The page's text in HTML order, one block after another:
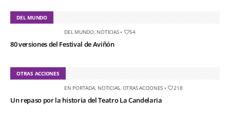
DEL MUNDO
DEL MUNDO, NOTICIAS• 54
80 versiones del Festival de Aviñón
OTRAS ACCIONES
EN PORTADA, NOTICIAS OTRAS ACCIONES • 218
Un repaso por la historia del Teatro La Candelaria